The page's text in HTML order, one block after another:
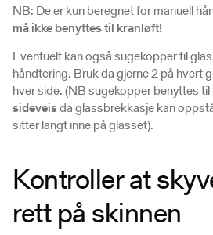
NB: De er kun beregnet for manuell
må ikke benyttes til kranløft!
Eventuelt kan også sugekopper til
håndtering. Bruk da gjerne 2 på hvert
hver side. (NB sugekopper benyttes
sideveisda glassbrekkasje kan
sitter langt inne på glasset).
Kontroller at
rett på skinnen